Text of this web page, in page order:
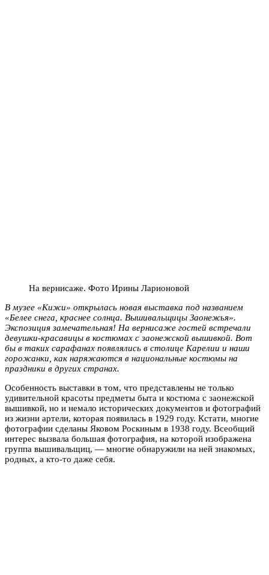
На вернисаже. Фото Ирины Ларионовой
В музее «Кижи» открылась новая выставка под названием
«Белее снега, краснее солнца. Вышивальщицы Заонежья».
Экспозиция замечательная! На вернисаже гостей встречали
девушки-красавицы в костюмах с заонежской вышивкой. Вот
бы в таких сарафанах появлялись в столице Карелии и наши
горожанки, как наряжаются в национальные костюмы на
праздники в других странах.
Особенность выставки в том, что представлены не только
удивительной красоты предметы быта и костюма с заонежской
вышивкой, но и немало исторических документов и фотографий
из жизни артели, которая появилась в 1929 году. Кстати, многие
фотографии сделаны Яковом Роскиным в 1938 году. Всеобщий
интерес вызвала большая фотография, на которой изображена
группа вышивальщиц, — многие обнаружили на ней знакомых,
родных, а кто-то даже себя.